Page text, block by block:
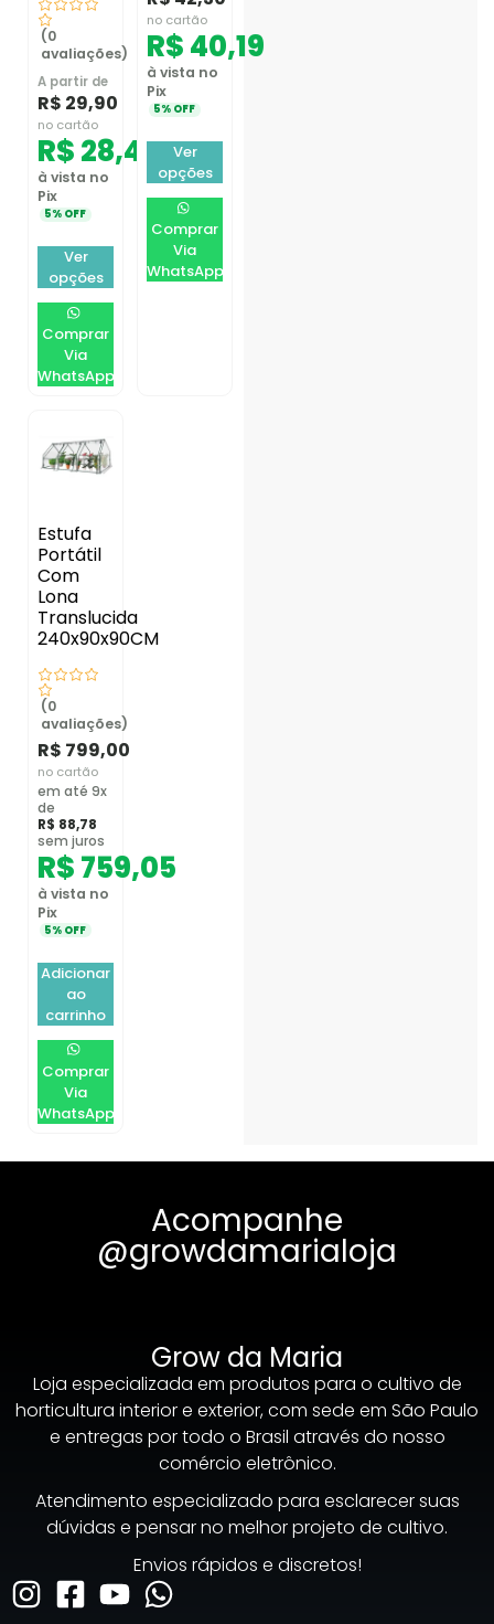
(0
avaliações)
A partir de
R$ 29,90
no cartão
R$28,41
à vista no
Pix
5% OFF
Ver
opções
Comprar
Via
WhatsApp
no cartão
R$40,19
à vista no
Pix
5% OFF
Ver
opções
Comprar
Via
WhatsApp
Estufa
Portátil
Com
Lona
Translucida
240x90x90CM
(0
avaliações)
R$ 799,00
no cartão
em até 9x
de
R$ 88,78
sem juros
R$759,05
à vista no
Pix
5% OFF
Adicionar
ao
carrinho
Comprar
Via
WhatsApp
Acompanhe
@growdamarialoja
Grow da Maria
Loja especializada em produtos para o cultivo de
horticultura interior e exterior, com sede em São Paulo
e entregas por todo o Brasil através do nosso
comércio eletrônico.
Atendimento especializado para esclarecer suas
dúvidas e pensar no melhor projeto de cultivo.
Envios rápidos e discretos!